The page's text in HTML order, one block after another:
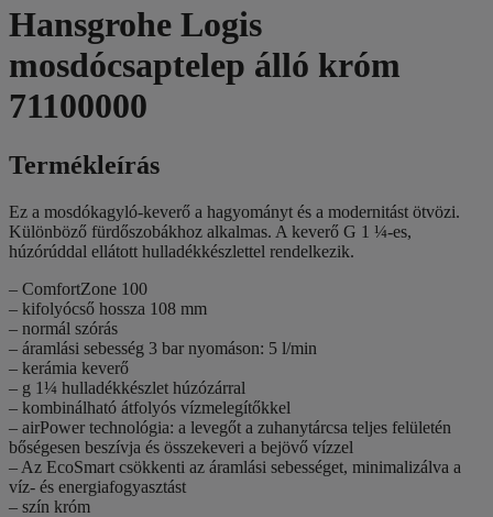
Hansgrohe Logis
mosdócsaptelep álló króm
71100000
Termékleírás
Ez a mosdókagyló-keverő a hagyományt és a modernitást ötvözi.
Különböző fürdőszobákhoz alkalmas. A keverő G 1 ¼-es,
húzórúddal ellátott hulladékkészlettel rendelkezik.
– ComfortZone 100
– kifolyócső hossza 108 mm
– normál szórás
– áramlási sebesség 3 bar nyomáson: 5 l/min
– kerámia keverő
– g 1¼ hulladékkészlet húzózárral
– kombinálható átfolyós vízmelegítőkkel
– airPower technológia: a levegőt a zuhanytárcsa teljes felületén
bőségesen beszívja és összekeveri a bejövő vízzel
– Az EcoSmart csökkenti az áramlási sebességet, minimalizálva a
víz- és energiafogyasztást
– szín króm